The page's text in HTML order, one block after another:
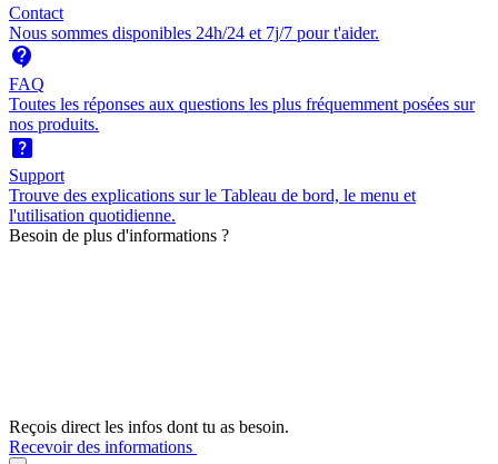
Contact
Nous sommes disponibles 24h/24 et 7j/7 pour t'aider.
contact_support
FAQ
Toutes les réponses aux questions les plus fréquemment posées sur
nos produits.
help_center
Support
Trouve des explications sur le Tableau de bord, le menu et
l'utilisation quotidienne.
Besoin de plus d'informations ?
Reçois direct les infos dont tu as besoin.
Recevoir des informations